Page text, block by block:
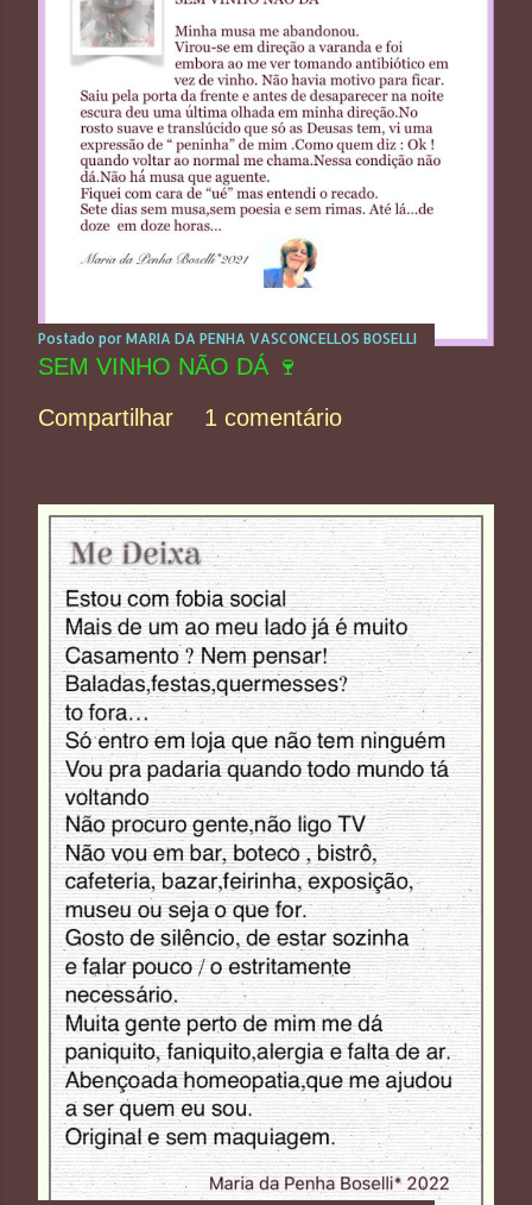
Postado por MARIA DA PENHA VASCONCELLOS BOSELLI
SEM VINHO NÃO DÁ 🍷
Compartilhar
1 comentário